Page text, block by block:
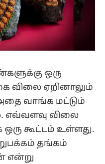
ஒரு
விலை ஏறினாலும்
அதை வாங்க மட்டும்
விலை
கூட்டம் உள்ளது.
தங்கம்
என்று